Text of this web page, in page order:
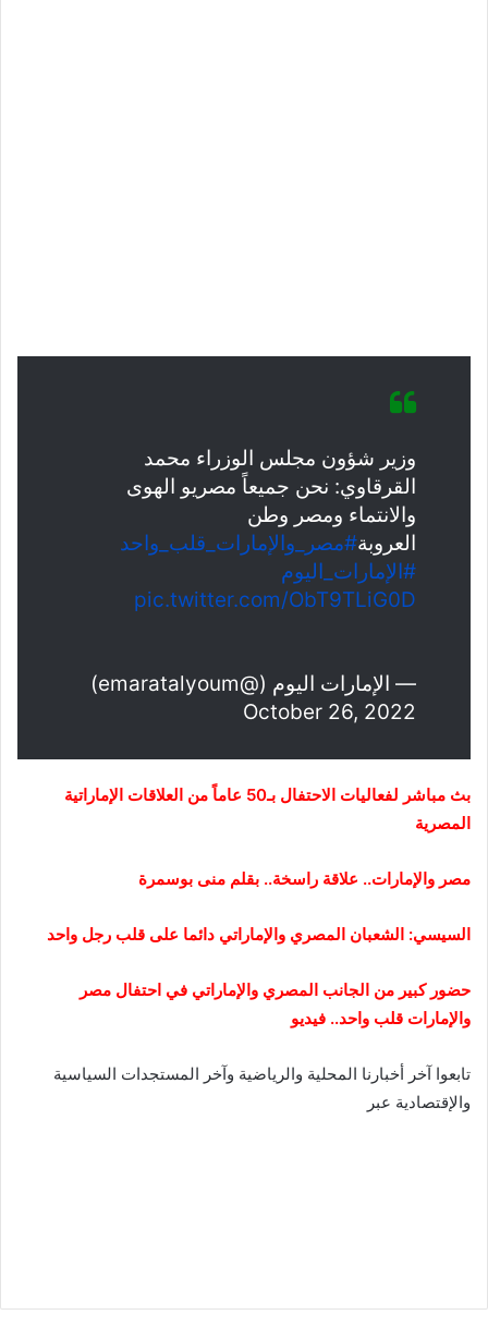
وزير شؤون مجلس الوزراء محمد
القرقاوي: نحن جميعاً مصريو الهوى
والانتماء ومصر وطن
العروبة#مصر_والإمارات_قلب_واحد
#الإمارات_اليوم
pic.twitter.com/ObT9TLiG0D
— الإمارات اليوم (@emaratalyoum)
October 26, 2022
بث مباشر لفعاليات الاحتفال بـ50 عاماً من العلاقات الإماراتية
المصرية
مصر والإمارات.. علاقة راسخة.. بقلم منى بوسمرة
السيسي: الشعبان المصري والإماراتي دائما على قلب رجل واحد
حضور كبير من الجانب المصري والإماراتي في احتفال مصر
والإمارات قلب واحد.. فيديو
تابعوا آخر أخبارنا المحلية والرياضية وآخر المستجدات السياسية
والإقتصادية عبر